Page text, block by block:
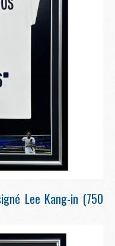
Lee Kang-in (750